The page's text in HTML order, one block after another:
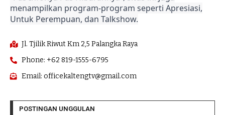
menampilkan program-program seperti Apresiasi,
Untuk Perempuan, dan Talkshow.
Jl. Tjilik Riwut Km 2,5 Palangka Raya
Phone: +62 819-1555-6795
Email: officekaltengtv@gmail.com
POSTINGAN UNGGULAN